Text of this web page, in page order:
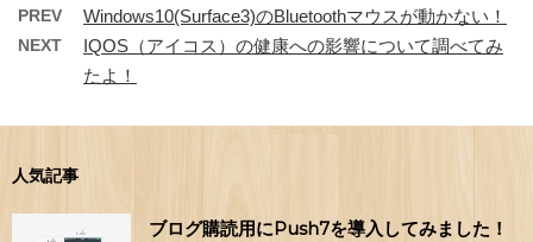
PREV Windows10(Surface3)のBluetoothマウスが動かない！
NEXT
IQOS（アイコス）の健康への影響について調べてみ
たよ！
人気記事
ブログ購読用にPush7を導入してみました！